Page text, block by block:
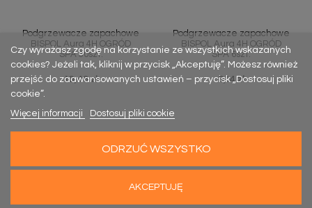
Podgrzewacze zapachowe
BISPOL Aura 4H OGRÓD
SPA 30szt.
Cena
10,49 zł
Podgrzewacze zapachowe
BISPOL Aura 4H OGRÓD
SPA 6szt.
Cena
3,14 zł
Czy wyrażasz zgodę na korzystanie ze wszystkich wskazanych
cookies? Jeżeli tak, kliknij w przycisk „Akceptuję”. Możesz również
przejść do zaawansowanych ustawień – przycisk „Dostosuj pliki
cookie”.
Więcej informacji
Dostosuj pliki cookie
ODRZUĆ WSZYSTKO
AKCEPTUJĘ